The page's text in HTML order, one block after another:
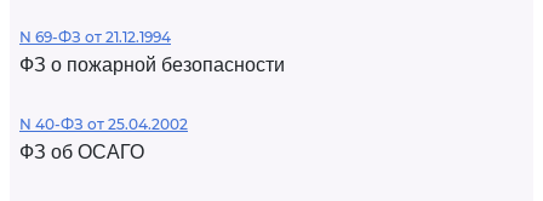
N 69-ФЗ от 21.12.1994
ФЗ о пожарной безопасности
N 40-ФЗ от 25.04.2002
ФЗ об ОСАГО